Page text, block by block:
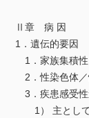
Ⅱ章 病 因
1．遺伝的要因
1．家族集積性
2．性染色体／
3．疾患感受
1） 主として